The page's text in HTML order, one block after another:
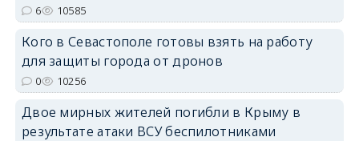
6 10585
Кого в Севастополе готовы взять на работу
для защиты города от дронов
0 10256
Двое мирных жителей погибли в Крыму в
результате атаки ВСУ беспилотниками